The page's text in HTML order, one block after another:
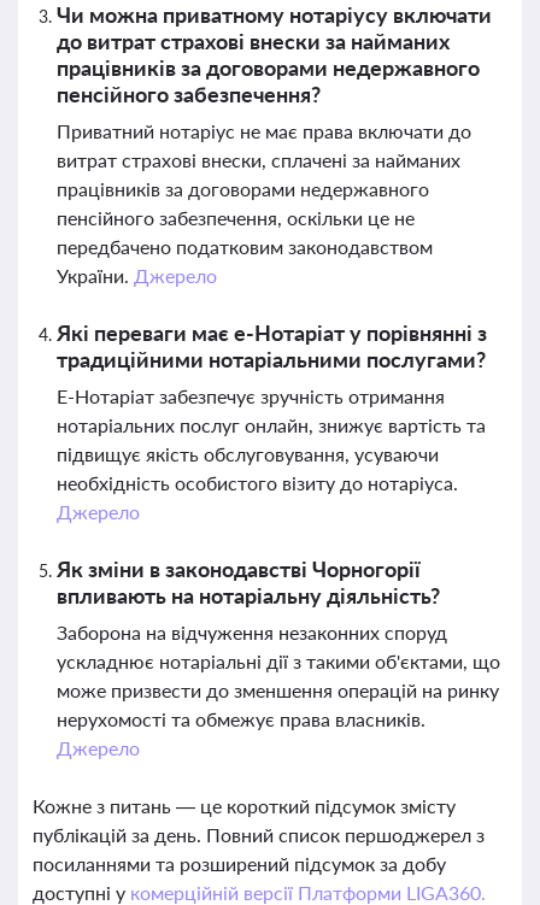
Чи можна приватному нотаріусу включати
до витрат страхові внески за найманих
працівників за договорами недержавного
пенсійного забезпечення?
Приватний нотаріус не має права включати до
витрат страхові внески, сплачені за найманих
працівників за договорами недержавного
пенсійного забезпечення, оскільки це не
передбачено податковим законодавством
України. Джерело
Які переваги має е-Нотаріат у порівнянні з
традиційними нотаріальними послугами?
Е-Нотаріат забезпечує зручність отримання
нотаріальних послуг онлайн, знижує вартість та
підвищує якість обслуговування, усуваючи
необхідність особистого візиту до нотаріуса.
Джерело
Як зміни в законодавстві Чорногорії
впливають на нотаріальну діяльність?
Заборона на відчуження незаконних споруд
ускладнює нотаріальні дії з такими об'єктами, що
може призвести до зменшення операцій на ринку
нерухомості та обмежує права власників.
Джерело
Кожне з питань — це короткий підсумок змісту
публікацій за день. Повний список першоджерел з
посиланнями та розширений підсумок за добу
доступні у комерційній версії Платформи LIGA360.